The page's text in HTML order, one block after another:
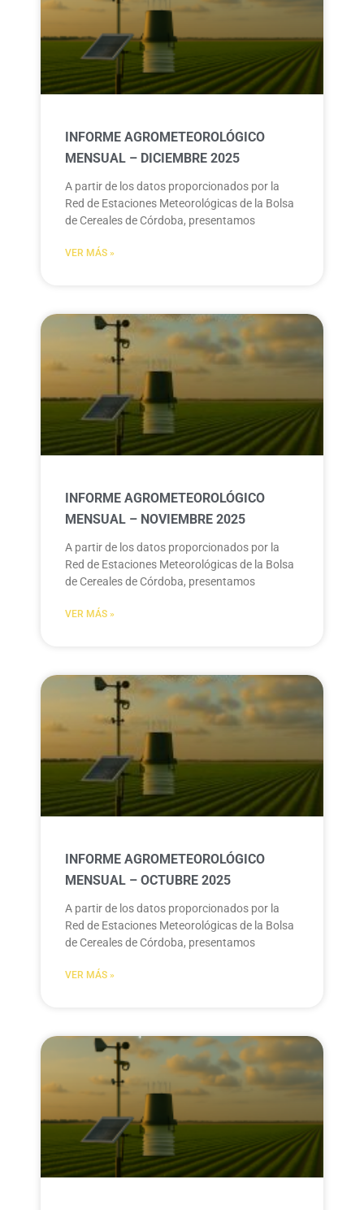
INFORME AGROMETEOROLÓGICO
MENSUAL – DICIEMBRE 2025
A partir de los datos proporcionados por la
Red de Estaciones Meteorológicas de la Bolsa
de Cereales de Córdoba, presentamos
VER MÁS »
INFORME AGROMETEOROLÓGICO
MENSUAL – NOVIEMBRE 2025
A partir de los datos proporcionados por la
Red de Estaciones Meteorológicas de la Bolsa
de Cereales de Córdoba, presentamos
VER MÁS »
INFORME AGROMETEOROLÓGICO
MENSUAL – OCTUBRE 2025
A partir de los datos proporcionados por la
Red de Estaciones Meteorológicas de la Bolsa
de Cereales de Córdoba, presentamos
VER MÁS »